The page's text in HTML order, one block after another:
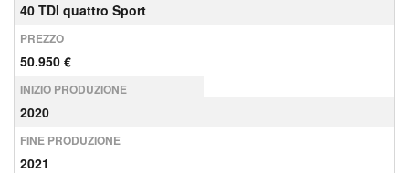
40 TDI quattro Sport
PREZZO
50.950 €
INIZIO PRODUZIONE
2020
FINE PRODUZIONE
2021